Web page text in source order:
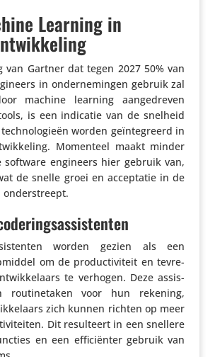
Learning in
van Gartner dat tegen 2027 50% van
in onder­ne­mingen gebruik zal
machine learning aange­dreven
is een indicatie van de snelheid
worden geïn­te­greerd in
Momenteel maakt minder
software engineers hier gebruik van,
de snelle groei en accep­tatie in de
onderstreept.
worden gezien als een
om de produc­ti­vi­teit en tevre­
te verhogen. Deze assis­
routi­ne­taken voor hun rekening,
zich kunnen richten op meer
Dit resul­teert in een snellere
en een effi­ci­ënter gebruik van